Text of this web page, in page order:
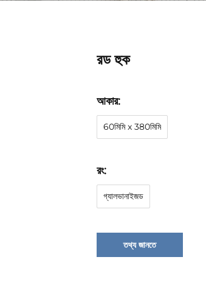
রড হুক
আকার:
60মিমি x 380মিমি
রং:
গ্যালভানাইজড
তথ্য জানতে